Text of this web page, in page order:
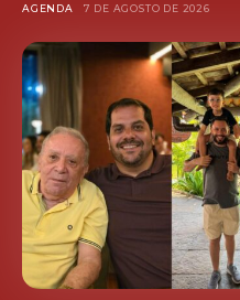
AGENDA 7 DE AGOSTO DE 2026